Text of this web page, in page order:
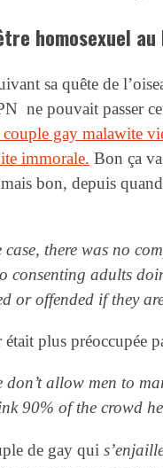
homosexuel au
sa quête de
ne pouvait passer
gay malawite
immorale. Bon ça
bon, depuis
there was no
consenting adults
or offended if they
plus préoccupée
allow men to
90% of the crowd
de gay qui